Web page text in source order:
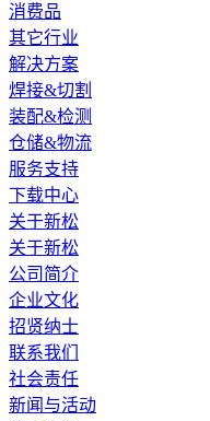
消费品
其它行业
解决方案
焊接&切割
装配&检测
仓储&物流
服务支持
下载中心
关于新松
关于新松
公司简介
企业文化
招贤纳士
联系我们
社会责任
新闻与活动